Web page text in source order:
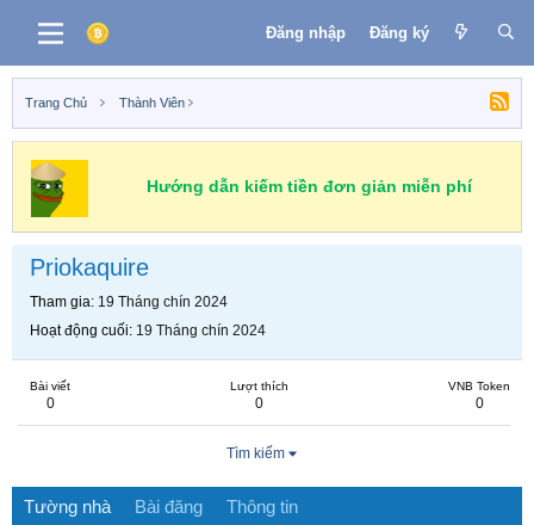
Đăng nhập Đăng ký
Trang Chủ Thành Viên
Hướng dẫn kiếm tiền đơn giản miễn phí
Priokaquire
Tham gia 19 Tháng chín 2024
Hoạt động cuối 19 Tháng chín 2024
Bài viết
0
Lượt thích
0
VNB Token
0
Tìm kiếm
Tường nhà Bài đăng Thông tin